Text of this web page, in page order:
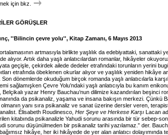
için bkz.
GÖRÜŞLER
''Bilincin çevre yolu'', Kitap Zamanı, 6 Mayıs 2013
artmasıyla birlikte yaşlılık da edebiyattaki, sanattaki
alıyor. Artık daha yaşlı anlatıcılardan romanlar, hikâyeler
geçişle, çekirdek ailede dedeler etrafındaki torunların yerini
etrafında öbeklenen okurlar alıyor ve yaşlılık yeniden hikâye
dönemlerde okuduğum birçok romanda yaşlı anlatıcılarla
sağlamışken Çevre Yolu’ndaki yaşlı anlatıcıyla bu kanım
, Belçikalı yazar Henry Bauchau’nun dilimize kazandırılan beşinci
da psikanaliz, yaşama ve insana bakışın merkezi. Çünkü
yanı sıra psikanaliz ve sanat üzerine dersler veren,
Élisabeth Roudinesco, Her Şeye ve Herkese Karşı Lacan
kitabında psikanalizle Yahudi sorunu arasında bir tür sebep-
sorunu düşünülmeden bir psikanaliz tarihi yazılamaz.” der.
hikâye, her iki hikâyede de yer alan anlatıcı dolayımında